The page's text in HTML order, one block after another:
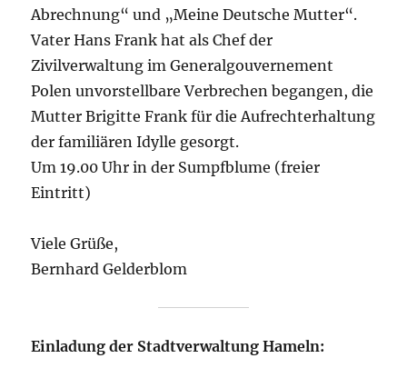
Abrechnung“ und „Meine Deutsche Mutter“.
Vater Hans Frank hat als Chef der
Zivilverwaltung im Generalgouvernement
Polen unvorstellbare Verbrechen begangen, die
Mutter Brigitte Frank für die Aufrechterhaltung
der familiären Idylle gesorgt.
Um 19.00 Uhr in der Sumpfblume (freier
Eintritt)
Viele Grüße,
Bernhard Gelderblom
Einladung der Stadtverwaltung Hameln: